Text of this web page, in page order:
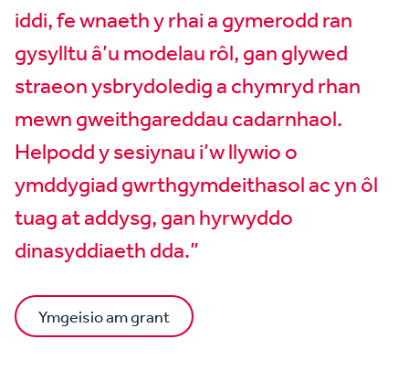
iddi, fe wnaeth y rhai a gymerodd ran
gysylltu â’u modelau rôl, gan glywed
straeon ysbrydoledig a chymryd rhan
mewn gweithgareddau cadarnhaol.
Helpodd y sesiynau i’w llywio o
ymddygiad gwrthgymdeithasol ac yn ôl
tuag at addysg, gan hyrwyddo
dinasyddiaeth dda.”
Ymgeisio am grant